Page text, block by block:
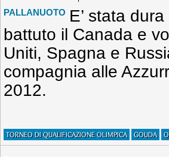
PALLANUOTO E’ stata
battuto il Canada e
Uniti, Spagna e
compagnia alle
2012.
TORNEO DI QUALIFICAZIONE OLIMPICA GOUDA